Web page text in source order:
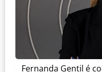
Fernanda Gentil é